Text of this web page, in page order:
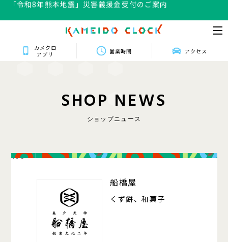
「令和8年熊本地震」災害義援金受付のご案内
カメクロ
アプリ
営業時間 アクセス
SHOP NEWS
ショップニュース
106
船橋屋
くず餅、和菓子